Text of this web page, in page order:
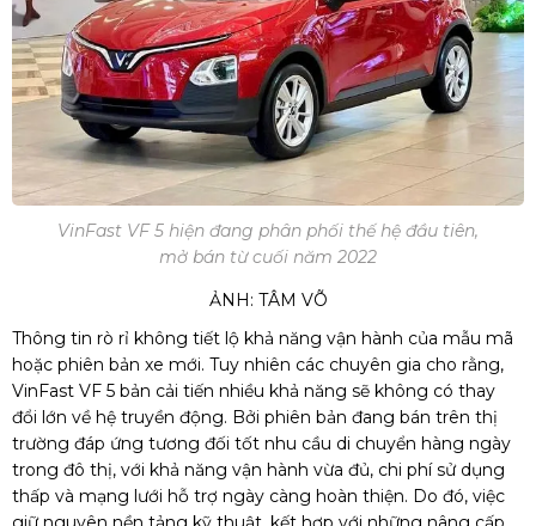
VinFast VF 5 hiện đang phân phối thế hệ đầu tiên,
mở bán từ cuối năm 2022
ẢNH: TÂM VÕ
Thông tin rò rỉ không tiết lộ khả năng vận hành của mẫu mã
hoặc phiên bản xe mới. Tuy nhiên các chuyên gia cho rằng,
VinFast VF 5 bản cải tiến nhiều khả năng sẽ không có thay
đổi lớn về hệ truyền động. Bởi phiên bản đang bán trên thị
trường đáp ứng tương đối tốt nhu cầu di chuyển hàng ngày
trong đô thị, với khả năng vận hành vừa đủ, chi phí sử dụng
thấp và mạng lưới hỗ trợ ngày càng hoàn thiện. Do đó, việc